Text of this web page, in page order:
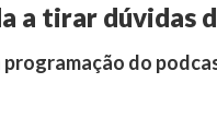
a tirar dúvidas
programação do